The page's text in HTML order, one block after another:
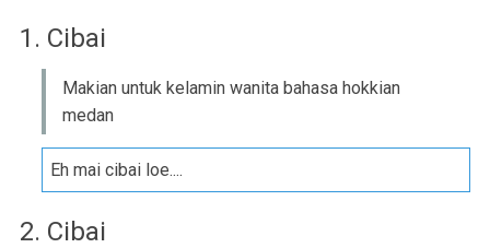
1. Cibai
Makian untuk kelamin wanita bahasa hokkian
medan
Eh mai cibai loe....
2. Cibai